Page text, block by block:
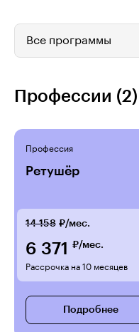
Все программы
Профессии (2)
Профессия
Ретушёр
14 158 ₽/мес.
6 371 ₽/мес.
Рассрочка на 10 месяцев
Подробнее